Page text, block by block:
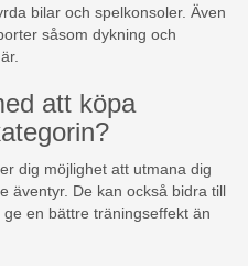
bilar och spelkonsoler. Även
såsom dykning och
att köpa
dig möjlighet att utmana dig
äventyr. De kan också bidra till
en bättre träningseffekt än